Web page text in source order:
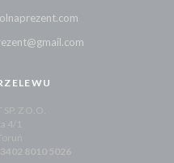
Z O.O.
4/1
8010 5026